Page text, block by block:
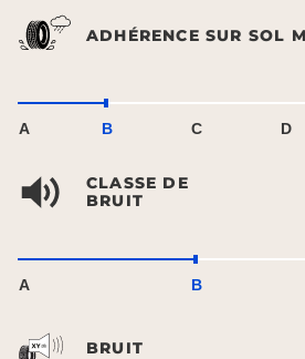
ADHÉRENCE SUR SOL
A B C D
CLASSE DE
BRUIT
A B
BRUIT